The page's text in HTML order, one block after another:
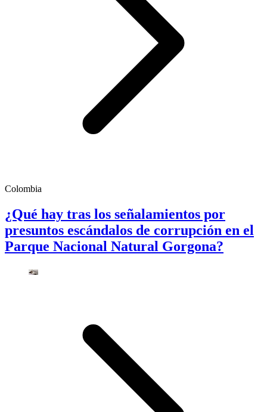
Colombia
¿Qué hay tras los señalamientos por
presuntos escándalos de corrupción en el
Parque Nacional Natural Gorgona?